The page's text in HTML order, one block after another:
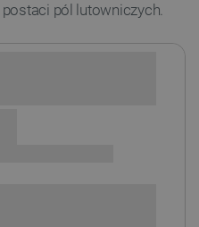
pól lutowniczych.